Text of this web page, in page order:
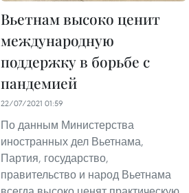
Вьетнам высоко ценит
международную
поддержку в ​​борьбе с
пандемией
22/07/2021 01:59
По данным Министерства
иностранных дел Вьетнама,
Партия, государство,
правительство и народ Вьетнама